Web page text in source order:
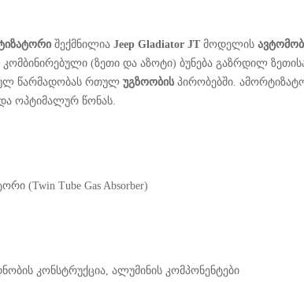
შექმნილია Jeep Gladiator JT მოდელის
კომბინირებული (ზეთი და აზოტი) ბუნება გაზრდილ
წარმადობას რთულ უგზოობისპირობებში.
ოპტიმალურ წონას.
(Twin Tube Gas Absorber)
კონსტრუქცია, ალუმინის კომპონენტები